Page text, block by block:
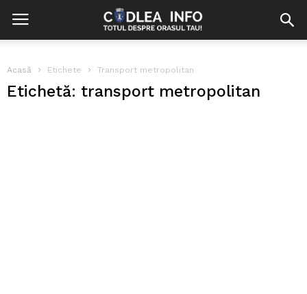
Acasă Etichete Transport metropolitan
Etichetă: transport metropolitan